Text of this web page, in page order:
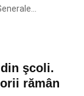
şcoli.
rămân